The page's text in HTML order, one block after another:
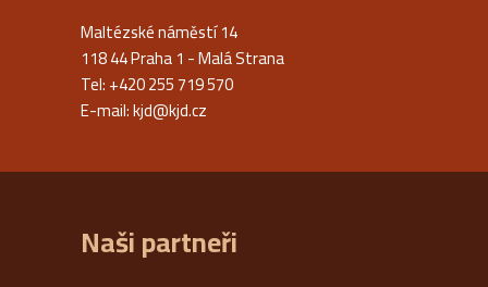
Maltézské náměstí 14
118 44 Praha 1 - Malá Strana
Tel: +420 255 719 570
E-mail:kjd@kjd.cz
Naši partneři